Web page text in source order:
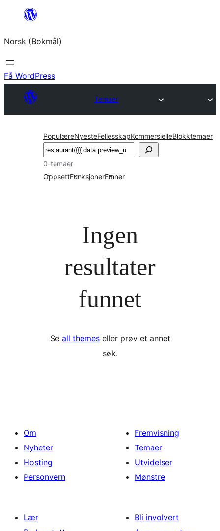
Hopp
innhold
Norsk (Bokmål)
Få WordPress
Temaer
PopulæreNyesteFellesskapKommersielleBlokktemaer
Søk
0-temaer
OppsettFunksjonerEmner
Ingen
resultater
funnet
Se all themeseller prøv et annet
søk.
Om
Nyheter
Hosting
Personvern
Fremvisning
Temaer
Utvidelser
Mønstre
Lær
Bli involvert